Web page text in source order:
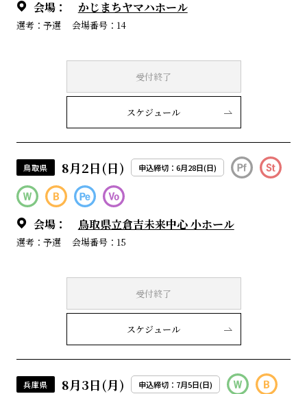
会場： かじまちヤマハホール
選考：予選 会場番号：14
受付終了
スケジュール
鳥取県 8月2日(日) 申込締切：6月28日(日)
会場： 鳥取県立倉吉未来中心 小ホール
選考：予選 会場番号：15
受付終了
スケジュール
兵庫県 8月3日(月) 申込締切：7月5日(日)